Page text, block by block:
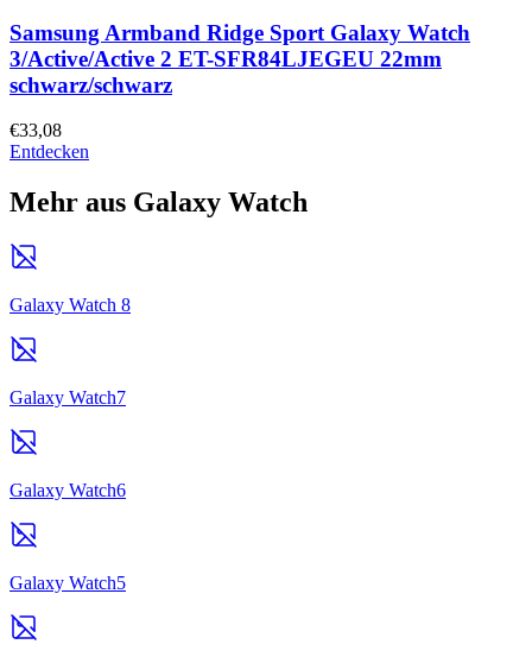
Samsung Armband Ridge Sport Galaxy Watch
3/Active/Active 2 ET-SFR84LJEGEU 22mm
schwarz/schwarz
€33,08
Entdecken
Mehr aus Galaxy Watch
Galaxy Watch 8
Galaxy Watch7
Galaxy Watch6
Galaxy Watch5